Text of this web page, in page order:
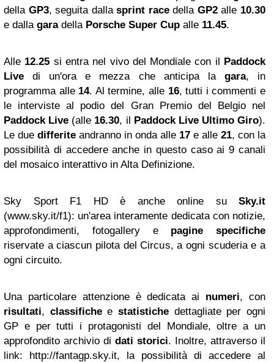
della GP3, seguita dallasprint racedella GP2alle 10.30
e dalla garadella Porsche Super Cup alle 11.45.
Alle 12.25 si entra nel vivo del Mondiale con il Paddock
Live di un'ora e mezza che anticipa la gara, in
programma alle 14. Al termine, alle 16, tutti i commenti e
le interviste al podio del Gran Premio del Belgio nel
Paddock Live (alle 16.30, il Paddock Live Ultimo Giro).
Le due differite andranno in onda alle 17 e alle 21, con la
possibilità di accedere anche in questo caso ai 9 canali
del mosaico interattivo in Alta Definizione.
Sky Sport F1 HD è anche online su Sky.it
(www.sky.it/f1): un'area interamente dedicata con notizie,
approfondimenti, fotogallery e pagine specifiche
riservate a ciascun pilota del Circus, a ogni scuderia e a
ogni circuito.
Una particolare attenzione è dedicata ai numeri, con
risultati, classificheestatistiche dettagliate per ogni
GP e per tutti i protagonisti del Mondiale, oltre a un
approfondito archivio di dati storici. Inoltre, attraverso il
link: http://fantagp.sky.it, la possibilità di accedere al